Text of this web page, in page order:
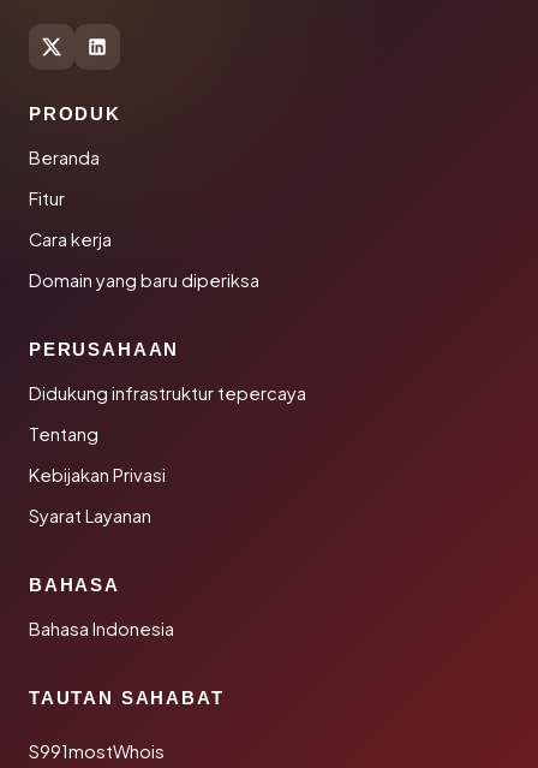
PRODUK
Beranda
Fitur
Cara kerja
Domain yang baru diperiksa
PERUSAHAAN
Didukung infrastruktur tepercaya
Tentang
Kebijakan Privasi
Syarat Layanan
BAHASA
Bahasa Indonesia
TAUTAN SAHABAT
S991mostWhois